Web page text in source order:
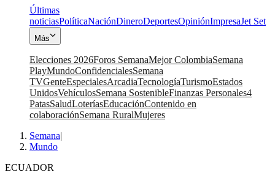
Últimas
noticiasPolíticaNaciónDineroDeportesOpiniónImpresaJet Set
Más
Elecciones 2026Foros SemanaMejor ColombiaSemana
PlayMundoConfidencialesSemana
TVGenteEspecialesArcadiaTecnologíaTurismoEstados
UnidosVehículosSemana SostenibleFinanzas Personales4
PatasSaludLoteríasEducaciónContenido en
colaboraciónSemana RuralMujeres
Semana|
Mundo
ECUADOR